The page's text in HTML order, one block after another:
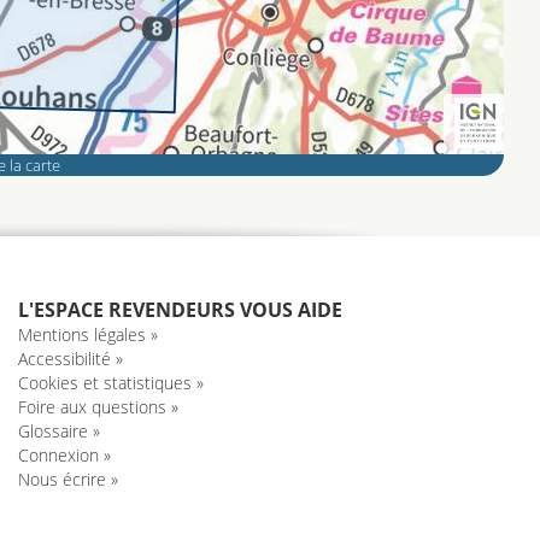
la carte
L'ESPACE REVENDEURS VOUS AIDE
Mentions légales »
Accessibilité »
Cookies et statistiques »
Foire aux questions »
Glossaire »
Connexion »
Nous écrire »